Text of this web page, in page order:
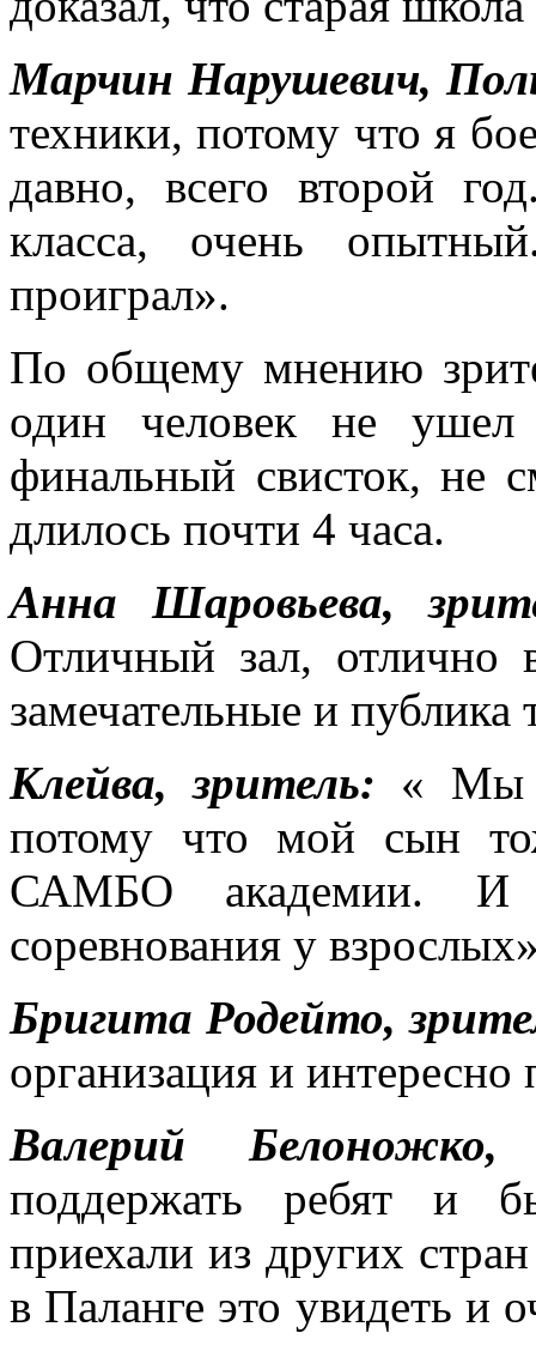
Марчин Нарушевич,
техники, потому что я
давно, всего второй
класса, очень
проиграл».
По общему мнению
один человек не ушел
финальный свисток, не
длилось почти 4 часа.
Анна Шаровьева,
Отличный зал, отлично
замечательные и
Клейва, зритель: « Мы
потому что мой сын
САМБО академии. И
соревнования у
Бригита Родейто,
организация и
Валерий
поддержать ребят и
приехали из других
в Паланге это увидеть и